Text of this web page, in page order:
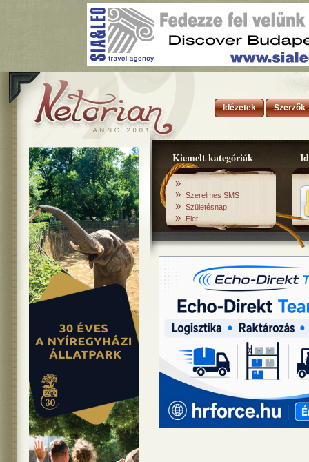
Idézetek Szerzők
Kiemelt kategóriák
»
» Szerelmes SMS
» Születésnap
» Élet